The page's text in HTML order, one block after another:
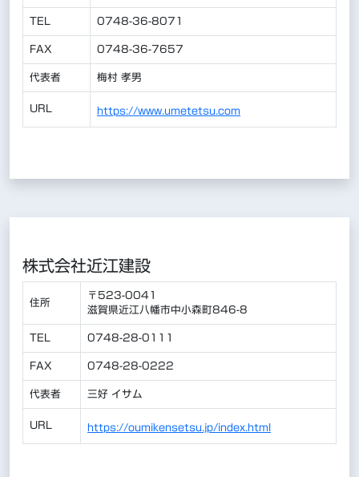
TEL 0748-36-8071
FAX 0748-36-7657
代表者 梅村 孝男
URL https://www.umetetsu.com
株式会社近江建設
住所
〒523-0041
滋賀県近江八幡市中小森町846-8
TEL 0748-28-0111
FAX 0748-28-0222
代表者 三好 イサム
URL https://oumikensetsu.jp/index.html